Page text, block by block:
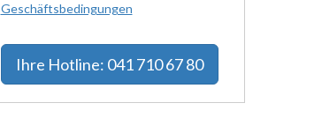
Geschäftsbedingungen
Ihre Hotline: 041 710 67 80